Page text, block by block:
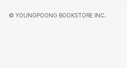
© YOUNGPOONG BOOKSTORE INC.